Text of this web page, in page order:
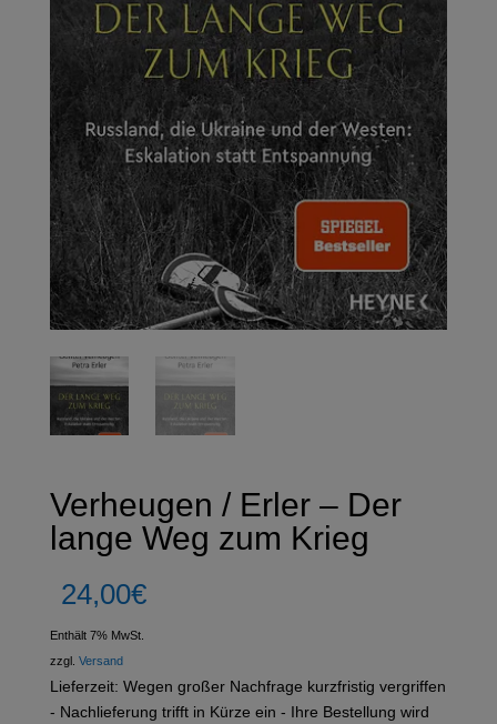
Verheugen / Erler – Der
lange Weg zum Krieg
24,00€
Enthält 7% MwSt.
zzgl. Versand
Lieferzeit: Wegen großer Nachfrage kurzfristig vergriffen
- Nachlieferung trifft in Kürze ein - Ihre Bestellung wird